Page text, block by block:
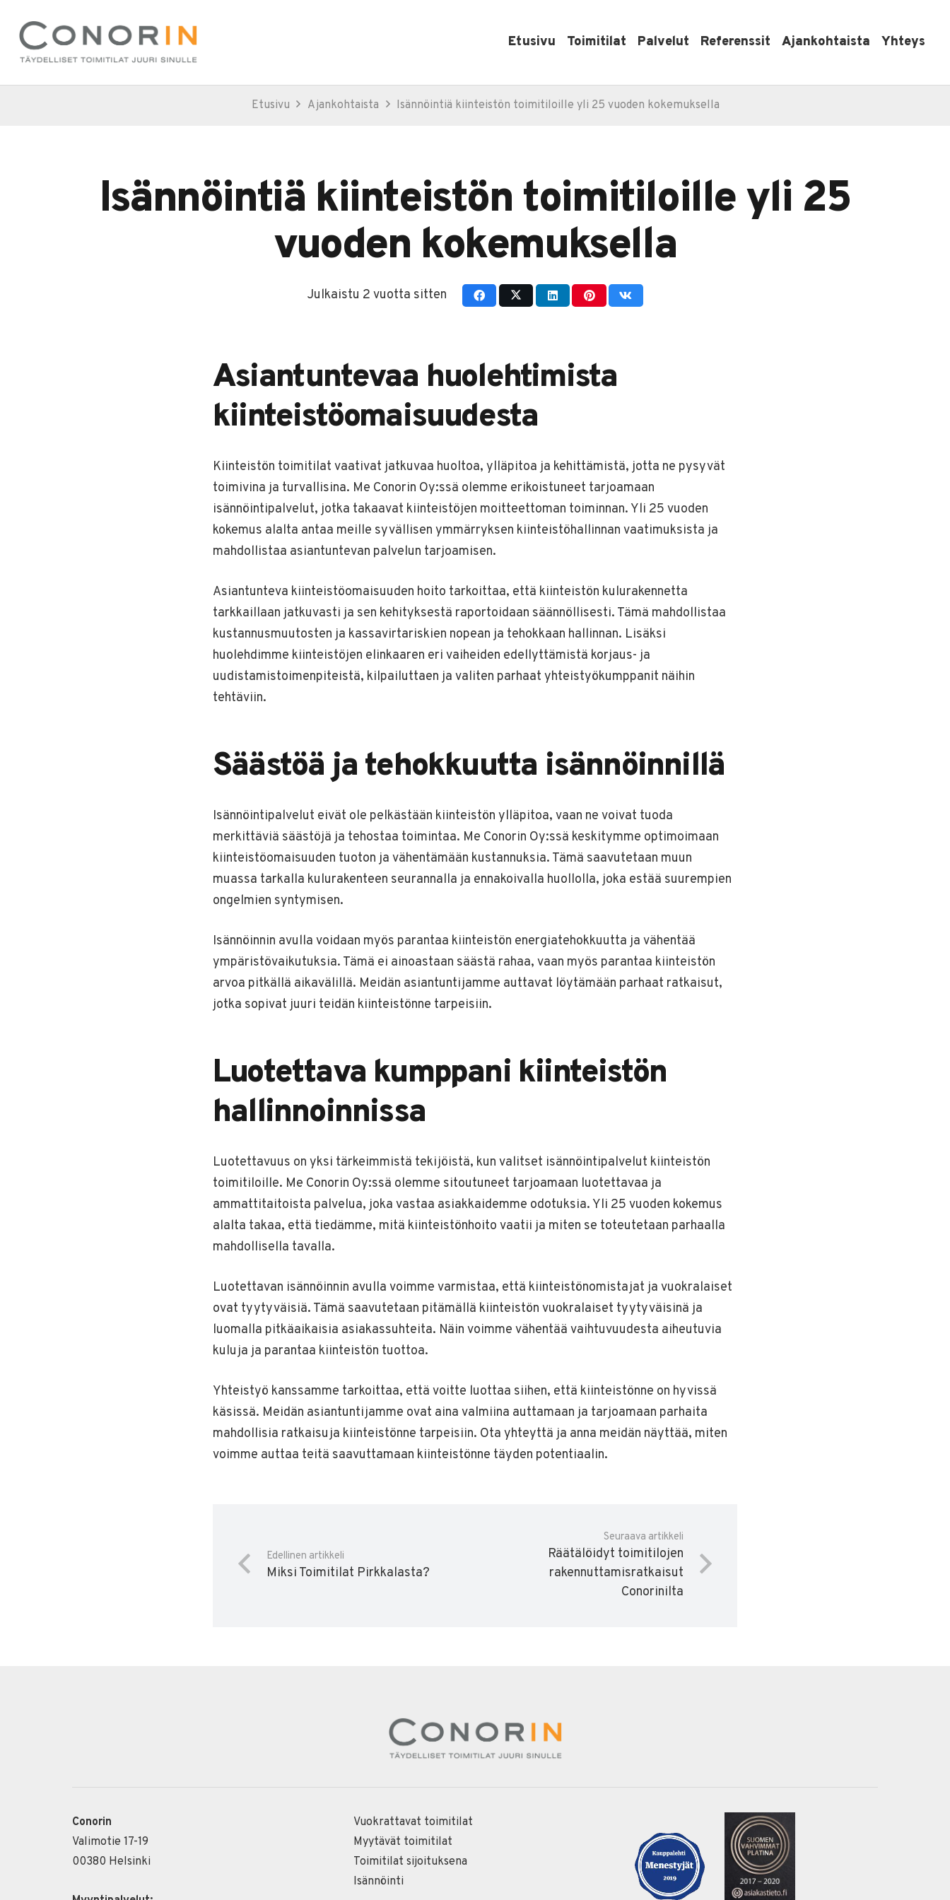
Etusivu Toimitilat Palvelut Referenssit Ajankohtaista Yhteys
Etusivu Ajankohtaista Isännöintiä kiinteistön toimitiloille yli 25 vuoden kokemuksella
Isännöintiä kiinteistön toimitiloille yli 25
vuoden kokemuksella
Julkaistu 2 vuotta sitten
Asiantuntevaa huolehtimista
kiinteistöomaisuudesta
Kiinteistön toimitilat vaativat jatkuvaa huoltoa, ylläpitoa ja kehittämistä, jotta ne pysyvät
toimivina ja turvallisina. Me Conorin Oy:ssä olemme erikoistuneet tarjoamaan
isännöintipalvelut, jotka takaavat kiinteistöjen moitteettoman toiminnan. Yli 25 vuoden
kokemus alalta antaa meille syvällisen ymmärryksen kiinteistöhallinnan vaatimuksista ja
mahdollistaa asiantuntevan palvelun tarjoamisen.
Asiantunteva kiinteistöomaisuuden hoito tarkoittaa, että kiinteistön kulurakennetta
tarkkaillaan jatkuvasti ja sen kehityksestä raportoidaan säännöllisesti. Tämä mahdollistaa
kustannusmuutosten ja kassavirtariskien nopean ja tehokkaan hallinnan. Lisäksi
huolehdimme kiinteistöjen elinkaaren eri vaiheiden edellyttämistä korjaus- ja
uudistamistoimenpiteistä, kilpailuttaen ja valiten parhaat yhteistyökumppanit näihin
tehtäviin.
Säästöä ja tehokkuutta isännöinnillä
Isännöintipalvelut eivät ole pelkästään kiinteistön ylläpitoa, vaan ne voivat tuoda
merkittäviä säästöjä ja tehostaa toimintaa. Me Conorin Oy:ssä keskitymme optimoimaan
kiinteistöomaisuuden tuoton ja vähentämään kustannuksia. Tämä saavutetaan muun
muassa tarkalla kulurakenteen seurannalla ja ennakoivalla huollolla, joka estää suurempien
ongelmien syntymisen.
Isännöinnin avulla voidaan myös parantaa kiinteistön energiatehokkuutta ja vähentää
ympäristövaikutuksia. Tämä ei ainoastaan säästä rahaa, vaan myös parantaa kiinteistön
arvoa pitkällä aikavälillä. Meidän asiantuntijamme auttavat löytämään parhaat ratkaisut,
jotka sopivat juuri teidän kiinteistönne tarpeisiin.
Luotettava kumppani kiinteistön
hallinnoinnissa
Luotettavuus on yksi tärkeimmistä tekijöistä, kun valitset isännöintipalvelut kiinteistön
toimitiloille. Me Conorin Oy:ssä olemme sitoutuneet tarjoamaan luotettavaa ja
ammattitaitoista palvelua, joka vastaa asiakkaidemme odotuksia. Yli 25 vuoden kokemus
alalta takaa, että tiedämme, mitä kiinteistönhoito vaatii ja miten se toteutetaan parhaalla
mahdollisella tavalla.
Luotettavan isännöinnin avulla voimme varmistaa, että kiinteistönomistajat ja vuokralaiset
ovat tyytyväisiä. Tämä saavutetaan pitämällä kiinteistön vuokralaiset tyytyväisinä ja
luomalla pitkäaikaisia asiakassuhteita. Näin voimme vähentää vaihtuvuudesta aiheutuvia
kuluja ja parantaa kiinteistön tuottoa.
Yhteistyö kanssamme tarkoittaa, että voitte luottaa siihen, että kiinteistönne on hyvissä
käsissä. Meidän asiantuntijamme ovat aina valmiina auttamaan ja tarjoamaan parhaita
mahdollisia ratkaisuja kiinteistönne tarpeisiin. Ota yhteyttä ja anna meidän näyttää, miten
voimme auttaa teitä saavuttamaan kiinteistönne täyden potentiaalin.
Edellinen artikkeli
Miksi Toimitilat Pirkkalasta?
Seuraava artikkeli
Räätälöidyt toimitilojen
rakennuttamisratkaisut
Conorinilta
Conorin
Valimotie 17-19
00380 Helsinki
Vuokrattavat toimitilat
Myytävät toimitilat
Toimitilat sijoituksena
Isännöinti